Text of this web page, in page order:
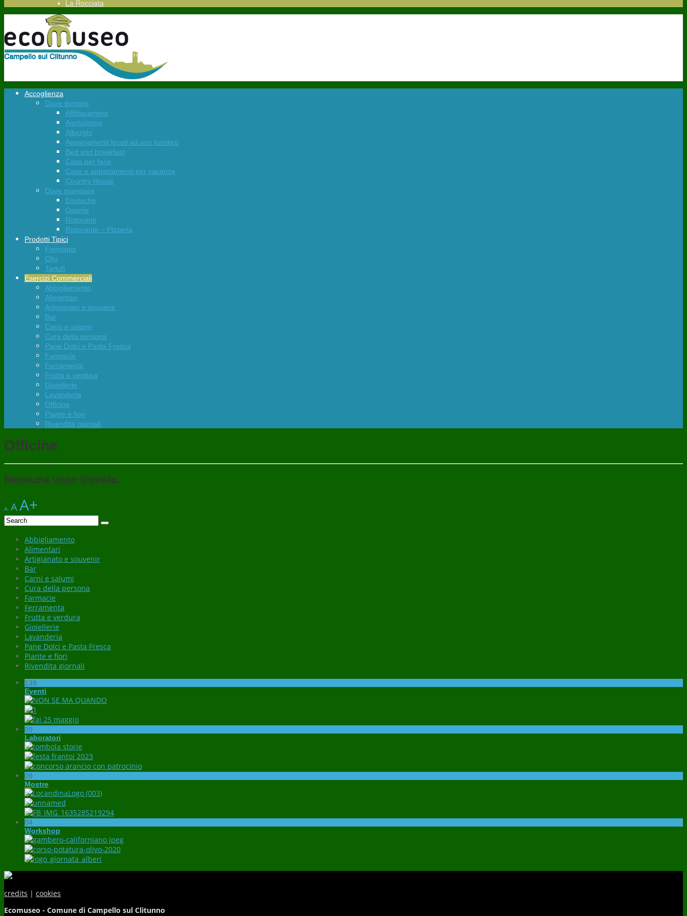
La Rocciata
Accoglienza
Dove dormire
Affittacamere
Agriturismo
Alberghi
Appartamenti locati ad uso turistico
Bed and breakfast
Casa per ferie
Case e appartamenti per vacanze
Country House
Dove mangiare
Enoteche
Osterie
Ristoranti
Ristorante – Pizzeria
Prodotti Tipici
Formaggi
Olio
Tartufi
Esercizi Commerciali
Abbigliamento
Alimentari
Artigianato e souvenir
Bar
Carni e salumi
Cura della persona
Pane Dolci e Pasta Fresca
Farmacie
Ferramenta
Frutta e verdura
Gioiellerie
Lavanderia
Officine
Piante e fiori
Rivendita giornali
Officine
Nessuna voce trovata.
A- AA+
Abbigliamento
Alimentari
Artigianato e souvenir
Bar
Carni e salumi
Cura della persona
Farmacie
Ferramenta
Frutta e verdura
Gioiellerie
Lavanderia
Pane Dolci e Pasta Fresca
Piante e fiori
Rivendita giornali
139
Eventi
09
Laboratori
09
Mostre
04
Workshop
credits | cookies
Ecomuseo - Comune di Campello sul Clitunno